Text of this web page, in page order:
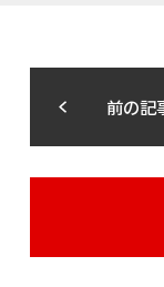
前の記